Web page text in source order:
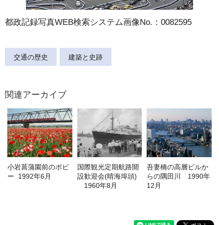
都政記録写真WEB検索システム画像No.：0082595
交通の歴史 建築と史跡
関連アーカイブ
小岩菖蒲園前のポピ
ー 1992年6月
国際観光定期航路開
設歓迎会(晴海埠頭)
1960年8月
吾妻橋の高層ビルか
らの隅田川 1990年
12月